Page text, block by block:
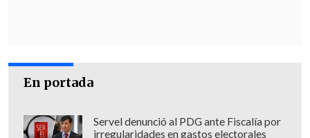
En portada
Servel denunció al PDG ante Fiscalía por
irregularidades en gastos electorales